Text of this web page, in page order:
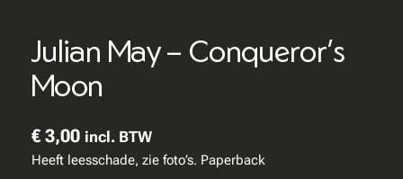
Julian May – Conqueror’s
Moon
€3,00 incl. BTW
Heeft leesschade, zie foto’s. Paperback